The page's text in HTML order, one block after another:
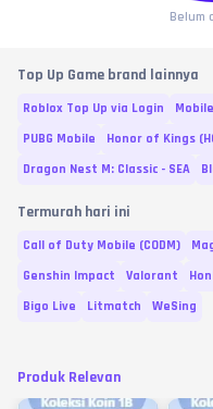
Belum
Top Up Game brand lainnya
Roblox Top Up via Login
PUBG Mobile
Honor of Kings
Dragon Nest M: Classic - SEA
Termurah hari ini
Call of Duty Mobile (CODM)
Genshin Impact
Valorant
Bigo Live
Litmatch WeSing
Produk Relevan